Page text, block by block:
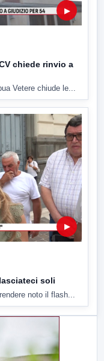
▶
chiede rinvio a
Vetere chiude le...
▶
soli
noto il flash...